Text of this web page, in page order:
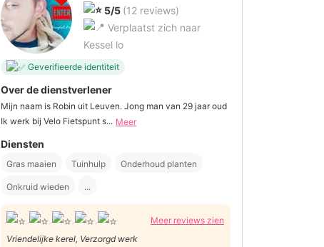
5/5 (12 reviews)
Verplaatst zich naar
Kessel lo
Geverifieerde identiteit
Over de dienstverlener
Mijn naam is Robin uit Leuven. Jong man van 29 jaar oud
Ik werk bij Velo Fietspunt s... Meer
Diensten
Gras maaien Tuinhulp Onderhoud planten
Onkruid wieden ...
Meer reviews zien
Vriendelijke kerel, Verzorgd werk